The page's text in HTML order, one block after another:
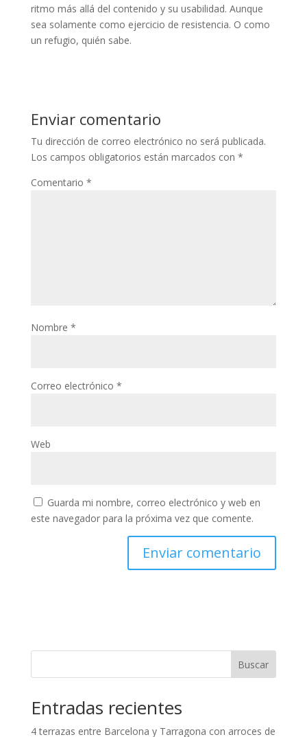
ritmo más allá del contenido y su usabilidad. Aunque
sea solamente como ejercicio de resistencia. O como
un refugio, quién sabe.
Enviar comentario
Tu dirección de correo electrónico no será publicada.
Los campos obligatorios están marcados con *
Comentario *
Nombre *
Correo electrónico *
Web
Guarda mi nombre, correo electrónico y web en
este navegador para la próxima vez que comente.
Buscar
Entradas recientes
4 terrazas entre Barcelona y Tarragona con arroces de